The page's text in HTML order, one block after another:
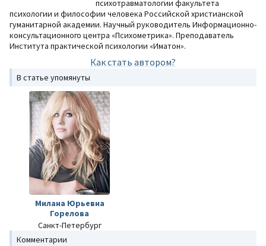
психотравматологии факультета
психологии и философии человека Российской христианской
гуманитарной академии. Научный руководитель Информационно-
консультационного центра «Психометрика». Преподаватель
Института практической психологии «Иматон».
Как стать автором?
В статье упомянуты
Милана Юрьевна
Горелова
Санкт-Петербург
Комментарии